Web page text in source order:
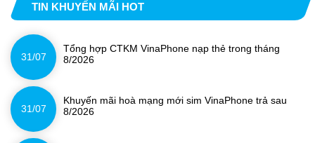
TIN KHUYẾN MÃI HOT
31/07
Tổng hợp CTKM VinaPhone nạp thẻ trong tháng
8/2026
31/07
Khuyến mãi hoà mạng mới sim VinaPhone trả sau
8/2026